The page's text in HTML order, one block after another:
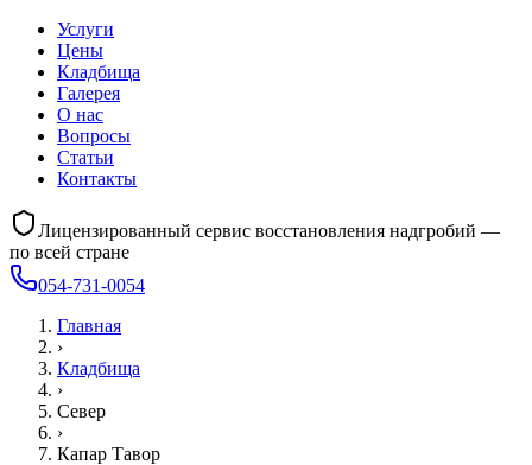
Услуги
Цены
Кладбища
Галерея
О нас
Вопросы
Статьи
Контакты
Лицензированный сервис восстановления надгробий —
по всей стране
054-731-0054
Главная
›
Кладбища
›
Север
›
Капар Тавор